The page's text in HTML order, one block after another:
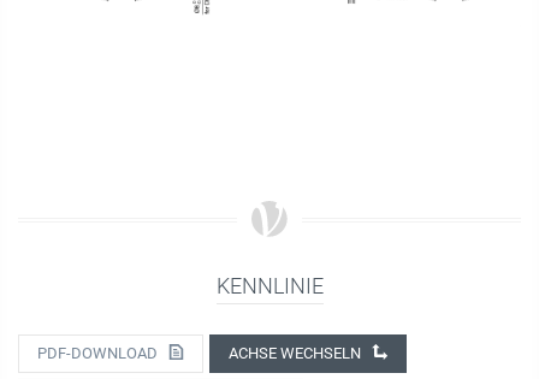
KENNLINIE
PDF-DOWNLOAD ACHSE WECHSELN